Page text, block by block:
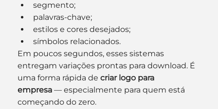
segmento;
palavras-chave;
estilos e cores desejados;
símbolos relacionados.
Em poucos segundos, esses sistemas
entregam variações prontas para download. É
uma forma rápida de criar logo para
empresa — especialmente para quem está
começando do zero.